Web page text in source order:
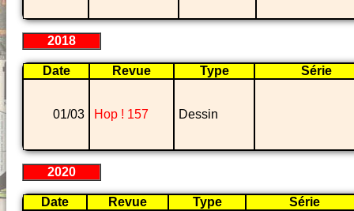
2018
Date Revue Type Série
01/03 Hop ! 157 Dessin
2020
Date Revue Type
Série